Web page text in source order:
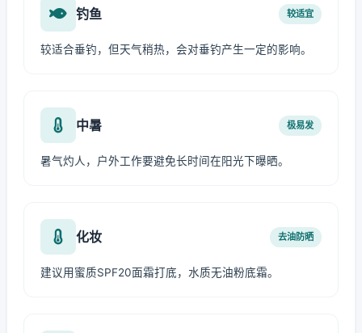
钓鱼 较适宜
较适合垂钓，但天气稍热，会对垂钓产生一定的影响。
中暑 极易发
暑气灼人，户外工作要避免长时间在阳光下曝晒。
化妆 去油防晒
建议用蜜质SPF20面霜打底，水质无油粉底霜。